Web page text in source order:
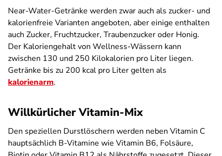
Near-Water-Getränke werden zwar auch als zucker- und
kalorienfreie Varianten angeboten, aber einige enthalten
auch Zucker, Fruchtzucker, Traubenzucker oder Honig.
Der Kaloriengehalt von Wellness-Wässern kann
zwischen 130 und 250 Kilokalorien pro Liter liegen.
Getränke bis zu 200 kcal pro Liter gelten als
kalorienarm.
Willkürlicher Vitamin-Mix
Den speziellen Durstlöschern werden neben Vitamin C
hauptsächlich B-Vitamine wie Vitamin B6, Folsäure,